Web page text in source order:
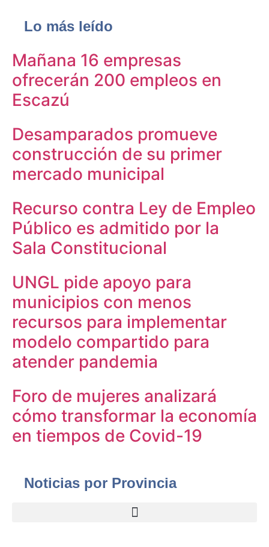
Lo más leído
Mañana 16 empresas
ofrecerán 200 empleos en
Escazú
Desamparados promueve
construcción de su primer
mercado municipal
Recurso contra Ley de Empleo
Público es admitido por la
Sala Constitucional
UNGL pide apoyo para
municipios con menos
recursos para implementar
modelo compartido para
atender pandemia
Foro de mujeres analizará
cómo transformar la economía
en tiempos de Covid-19
Noticias por Provincia